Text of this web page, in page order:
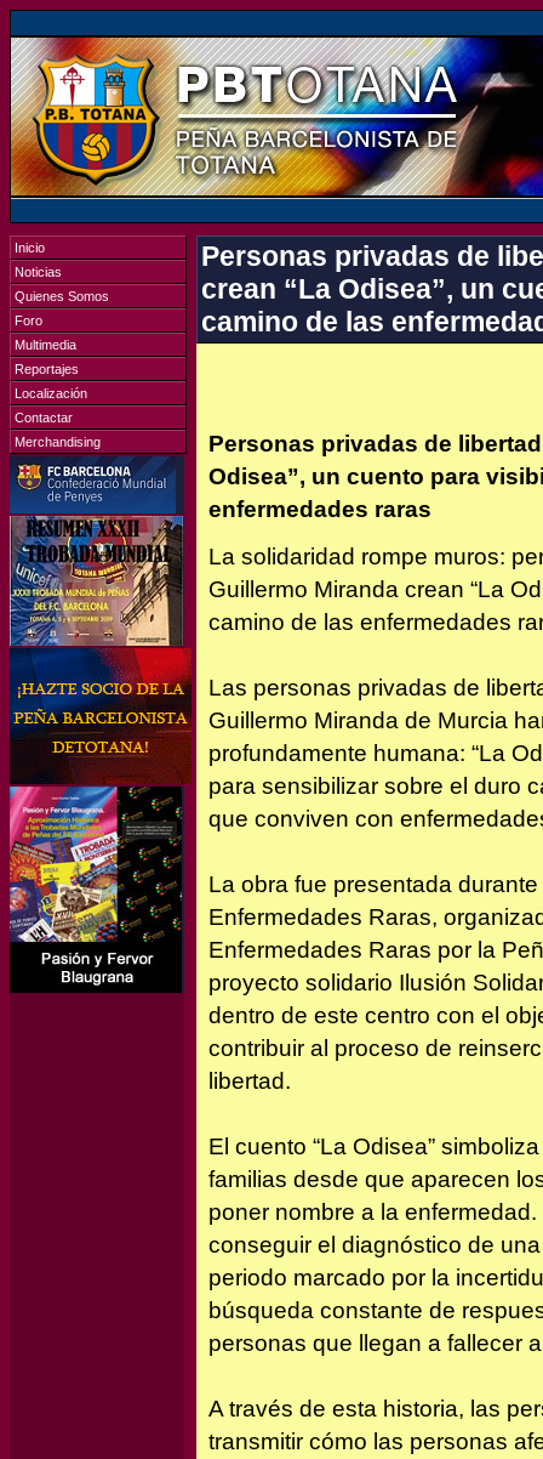
Inicio
Noticias
Quienes Somos
Foro
Multimedia
Reportajes
Localización
Contactar
Merchandising
Personas privadas de
crean “La Odisea”, un
camino de las
Personas privadas de
Odisea”, un cuento para
enfermedades raras
La solidaridad rompe muros:
Guillermo Miranda crean “La
camino de las enfermedades
Las personas privadas de
Guillermo Miranda de Murcia
profundamente humana: “La
para sensibilizar sobre el duro
que conviven con
La obra fue presentada
Enfermedades Raras,
Enfermedades Raras por la
proyecto solidario Ilusión
dentro de este centro con el
contribuir al proceso de
libertad.
El cuento “La Odisea”
familias desde que aparecen
poner nombre a la
conseguir el diagnóstico de
periodo marcado por la
búsqueda constante de
personas que llegan a fallecer
A través de esta historia, las
transmitir cómo las personas